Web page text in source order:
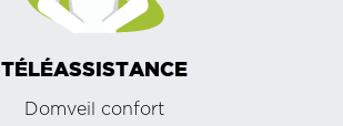
TÉLÉASSISTANCE
Domveil confort